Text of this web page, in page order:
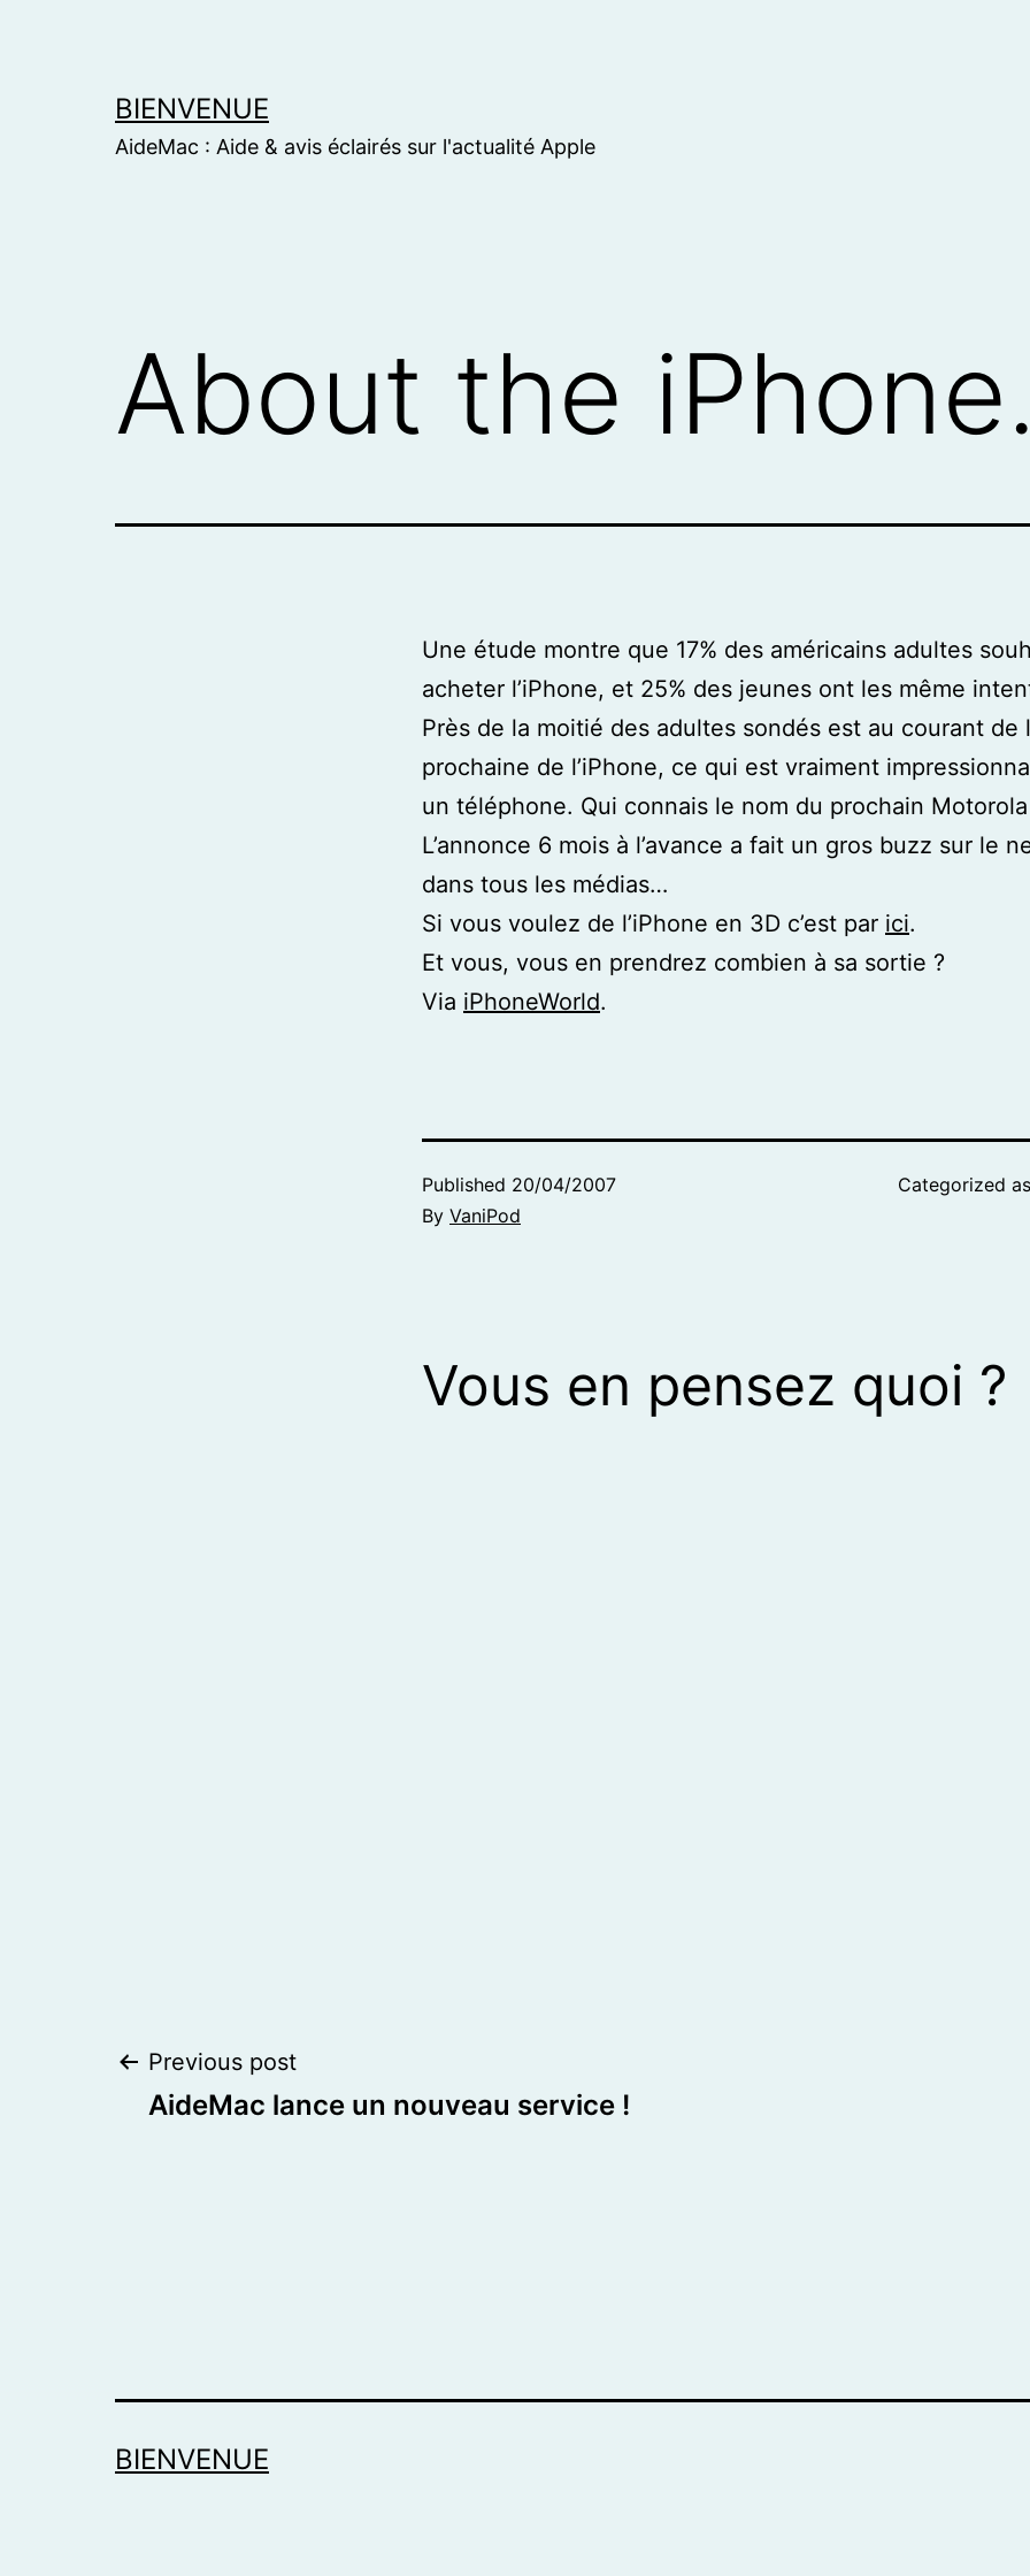
BIENVENUE
AideMac : Aide & avis éclairés sur l'actualité Apple
About the
Une étude montre que 17% des américains adultes
acheter l’iPhone, et 25% des jeunes ont les même
Près de la moitié des adultes sondés est au courant de
prochaine de l’iPhone, ce qui est vraiment
un téléphone. Qui connais le nom du prochain Motorola
L’annonce 6 mois à l’avance a fait un gros buzz sur le
dans tous les médias…
Si vous voulez de l’iPhone en 3D c’est par ici.
Et vous, vous en prendrez combien à sa sortie ?
Via iPhoneWorld.
Published 20/04/2007
By VaniPod
Categorized as
Vous en pensez quoi ?
Post
Previous post
AideMac lance un nouveau service !
BIENVENUE